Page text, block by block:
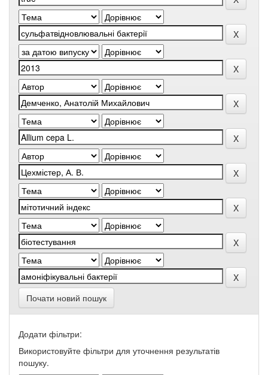
Почати новий пошук
Додати фільтри:
Використовуйте фільтри для уточнення результатів
пошуку.